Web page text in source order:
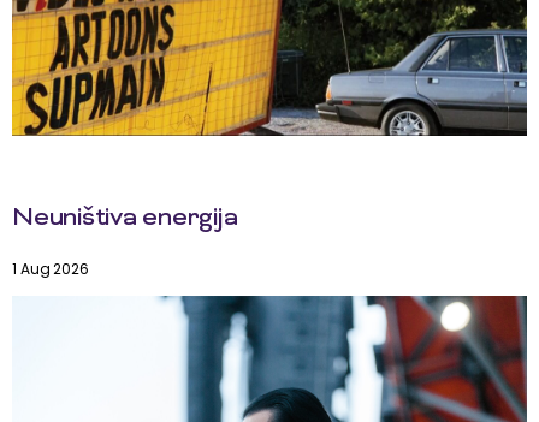
Neuništiva energija
1 Aug 2026